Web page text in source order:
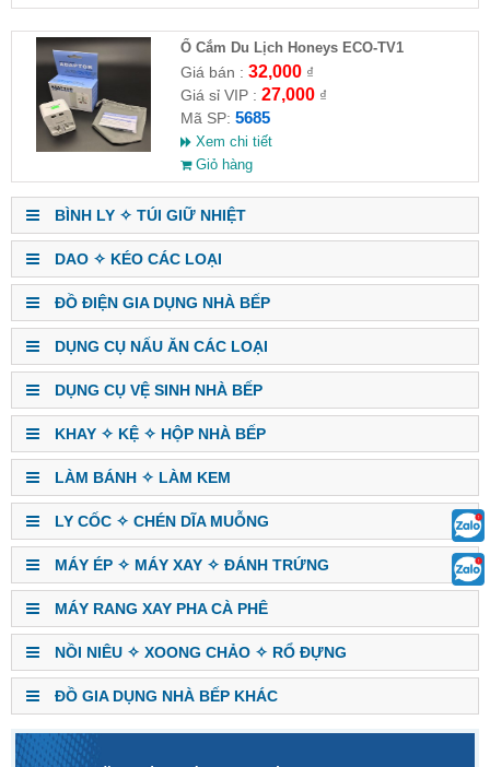
Ổ Cắm Du Lịch Honeys ECO-TV1
Giá bán : 32,000₫
Giá sỉ VIP : 27,000₫
Mã SP: 5685
Xem chi tiết
Giỏ hàng
BÌNH LY ✧ TÚI GIỮ NHIỆT
DAO ✧ KÉO CÁC LOẠI
ĐỒ ĐIỆN GIA DỤNG NHÀ BẾP
DỤNG CỤ NẤU ĂN CÁC LOẠI
DỤNG CỤ VỆ SINH NHÀ BẾP
KHAY ✧ KỆ ✧ HỘP NHÀ BẾP
LÀM BÁNH ✧ LÀM KEM
LY CỐC ✧ CHÉN DĨA MUỖNG
MÁY ÉP ✧ MÁY XAY ✧ ĐÁNH TRỨNG
MÁY RANG XAY PHA CÀ PHÊ
NỒI NIÊU ✧ XOONG CHẢO ✧ RỔ ĐỰNG
ĐỒ GIA DỤNG NHÀ BẾP KHÁC